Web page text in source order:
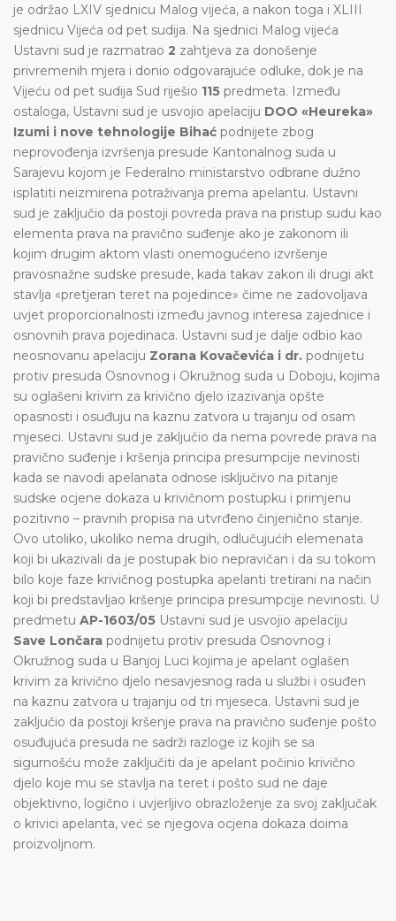
je održao LXIV sjednicu Malog vijeća, a nakon toga i XLIII
sjednicu Vijeća od pet sudija. Na sjednici Malog vijeća
Ustavni sud je razmatrao 2 zahtjeva za donošenje
privremenih mjera i donio odgovarajuće odluke, dok je na
Vijeću od pet sudija Sud riješio 115 predmeta. Između
ostaloga, Ustavni sud je usvojio apelaciju DOO «Heureka»
Izumi i nove tehnologije Bihać podnijete zbog
neprovođenja izvršenja presude Kantonalnog suda u
Sarajevu kojom je Federalno ministarstvo odbrane dužno
isplatiti neizmirena potraživanja prema apelantu. Ustavni
sud je zaključio da postoji povreda prava na pristup sudu kao
elementa prava na pravično suđenje ako je zakonom ili
kojim drugim aktom vlasti onemogućeno izvršenje
pravosnažne sudske presude, kada takav zakon ili drugi akt
stavlja «pretjeran teret na pojedince» čime ne zadovoljava
uvjet proporcionalnosti između javnog interesa zajednice i
osnovnih prava pojedinaca. Ustavni sud je dalje odbio kao
neosnovanu apelaciju Zorana Kovačevića i dr. podnijetu
protiv presuda Osnovnog i Okružnog suda u Doboju, kojima
su oglašeni krivim za krivično djelo izazivanja opšte
opasnosti i osuđuju na kaznu zatvora u trajanju od osam
mjeseci. Ustavni sud je zaključio da nema povrede prava na
pravično suđenje i kršenja principa presumpcije nevinosti
kada se navodi apelanata odnose isključivo na pitanje
sudske ocjene dokaza u krivičnom postupku i primjenu
pozitivno – pravnih propisa na utvrđeno činjenično stanje.
Ovo utoliko, ukoliko nema drugih, odlučujućih elemenata
koji bi ukazivali da je postupak bio nepravičan i da su tokom
bilo koje faze krivičnog postupka apelanti tretirani na način
koji bi predstavljao kršenje principa presumpcije nevinosti. U
predmetu AP-1603/05 Ustavni sud je usvojio apelaciju
Save Lončara podnijetu protiv presuda Osnovnog i
Okružnog suda u Banjoj Luci kojima je apelant oglašen
krivim za krivično djelo nesavjesnog rada u službi i osuđen
na kaznu zatvora u trajanju od tri mjeseca. Ustavni sud je
zaključio da postoji kršenje prava na pravično suđenje pošto
osuđujuća presuda ne sadrži razloge iz kojih se sa
sigurnošću može zaključiti da je apelant počinio krivično
djelo koje mu se stavlja na teret i pošto sud ne daje
objektivno, logično i uvjerljivo obrazloženje za svoj zaključak
o krivici apelanta, već se njegova ocjena dokaza doima
proizvoljnom.